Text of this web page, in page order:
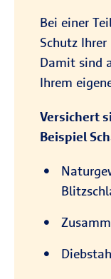
Bei einer
Schutz Ihrer
Damit sind
Ihrem
Versichert
Beispiel